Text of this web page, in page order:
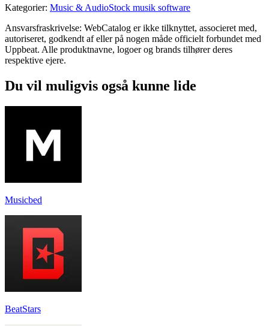
Kategorier: Music & AudioStock musik software
Ansvarsfraskrivelse: WebCatalog er ikke tilknyttet, associeret med,
autoriseret, godkendt af eller på nogen måde officielt forbundet med
Uppbeat. Alle produktnavne, logoer og brands tilhører deres
respektive ejere.
Du vil muligvis også kunne lide
Musicbed
BeatStars